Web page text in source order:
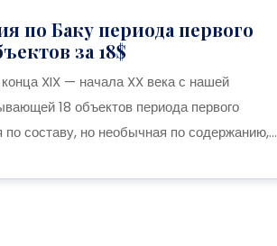
по Баку периода первого
за 18$
XIX — начала XX века с нашей
18 объектов периода первого
составу, но необычная по содержанию,...